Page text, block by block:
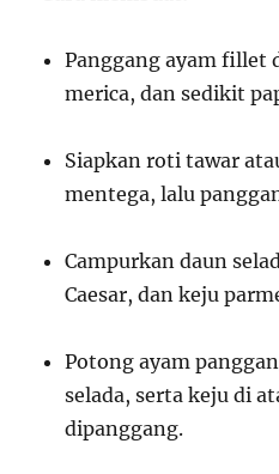
Panggang ayam fillet
merica, dan sedikit
Siapkan roti tawar
mentega, lalu
Campurkan daun
Caesar, dan keju
Potong ayam
selada, serta keju di
dipanggang.